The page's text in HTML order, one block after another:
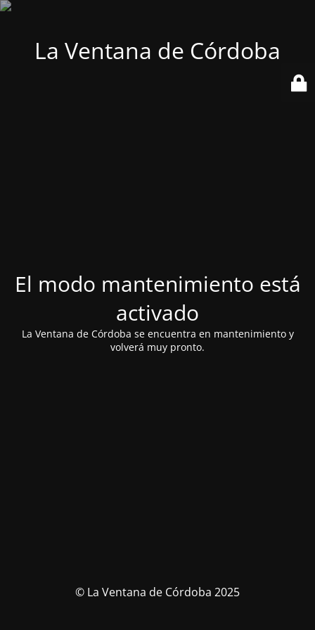
La Ventana de Córdoba
El modo mantenimiento está
activado
La Ventana de Córdoba se encuentra en mantenimiento y
volverá muy pronto.
© La Ventana de Córdoba 2025